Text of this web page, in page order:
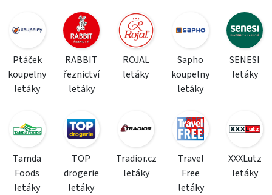
Ptáček
koupelny
letáky
RABBIT
řeznictví
letáky
ROJAL
letáky
Sapho
koupelny
letáky
SENESI
letáky
Tamda
Foods
letáky
TOP
drogerie
letáky
Tradior.cz
letáky
Travel
Free
letáky
XXXLutz
letáky